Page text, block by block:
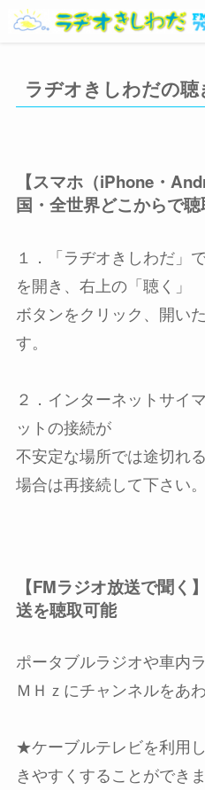
ラヂオきしわだの聴
【スマホ（iPhone・
国・全世界どこからで
１．「ラヂオきしわだ」
を開き、右上の「聴く」
ボタンをクリック、開い
す。
２．インターネットサイ
ットの接続が
不安定な場所では途切れ
場合は再接続して下さい。
【FMラジオ放送で聞く
送を聴取可能
ポータブルラジオや車内
ＭＨｚにチャンネルをあわ
★ケーブルテレビを利用
きやすくすることができ